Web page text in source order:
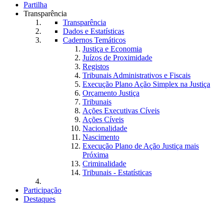
Partilha
Transparência
Transparência
Dados e Estatísticas
Cadernos Temáticos
Justiça e Economia
Juízos de Proximidade
Registos
Tribunais Administrativos e Fiscais
Execução Plano Ação Simplex na Justiça
Orçamento Justiça
Tribunais
Ações Executivas Cíveis
Ações Cíveis
Nacionalidade
Nascimento
Execução Plano de Ação Justiça mais
Próxima
Criminalidade
Tribunais - Estatísticas
Participação
Destaques